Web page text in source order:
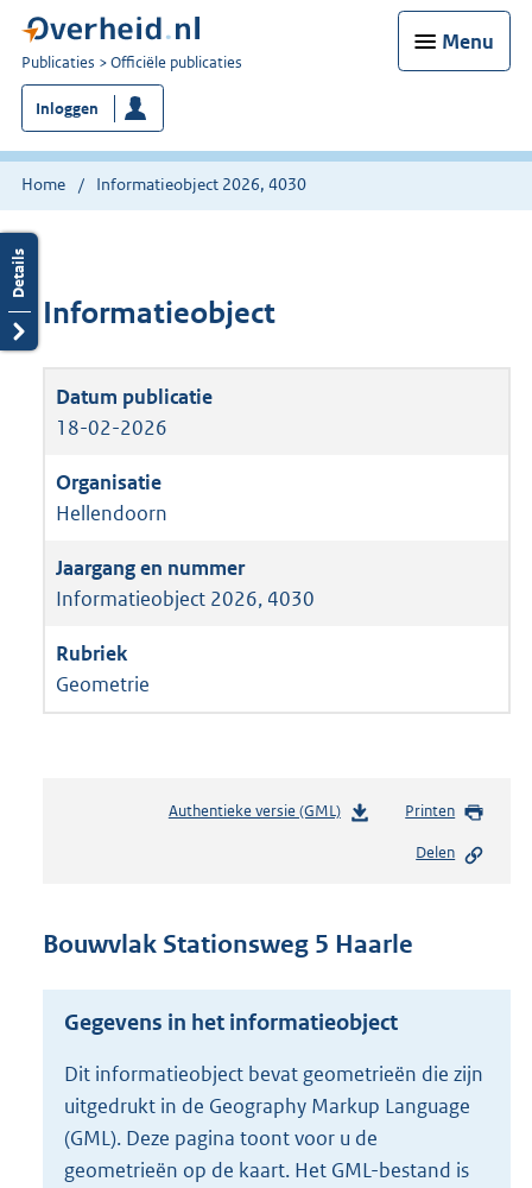
Menu
U
bent
nu
hier:
Publicaties Officiële publicaties
Inloggen
Home Informatieobject 2026, 4030
Informatieobject
18-02-2026
Hellendoorn
Informatieobject 2026, 4030
Geometrie
Authentieke versie (GML)b
n
s
r
o
t
t
e
Printen
Delen
Bouwvlak Stationsweg 5 Haarle
Gegevens in het informatieobject
Dit informatieobject bevat geometrieën die zijn
uitgedrukt in de Geography Markup Language
(GML). Deze pagina toont voor u de
geometrieën op de kaart. Het GML-bestand is